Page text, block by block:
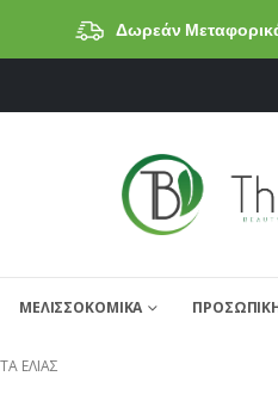
Δωρεάν
ΜΕΛΙΣΣΟΚΟΜΙΚΑ
ΕΛΙΑΣ